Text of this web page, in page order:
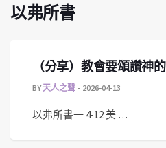
以弗所書
（分享）教會要頌讚神
BY天人之聲 2026-04-13
以弗所書一 4-12 美 …